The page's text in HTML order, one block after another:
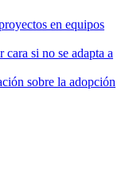
en equipos
si no se adapta a
sobre la adopción